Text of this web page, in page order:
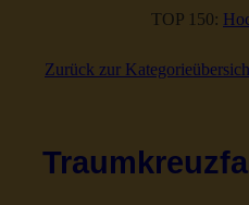
TOP 150:
Zurück zur